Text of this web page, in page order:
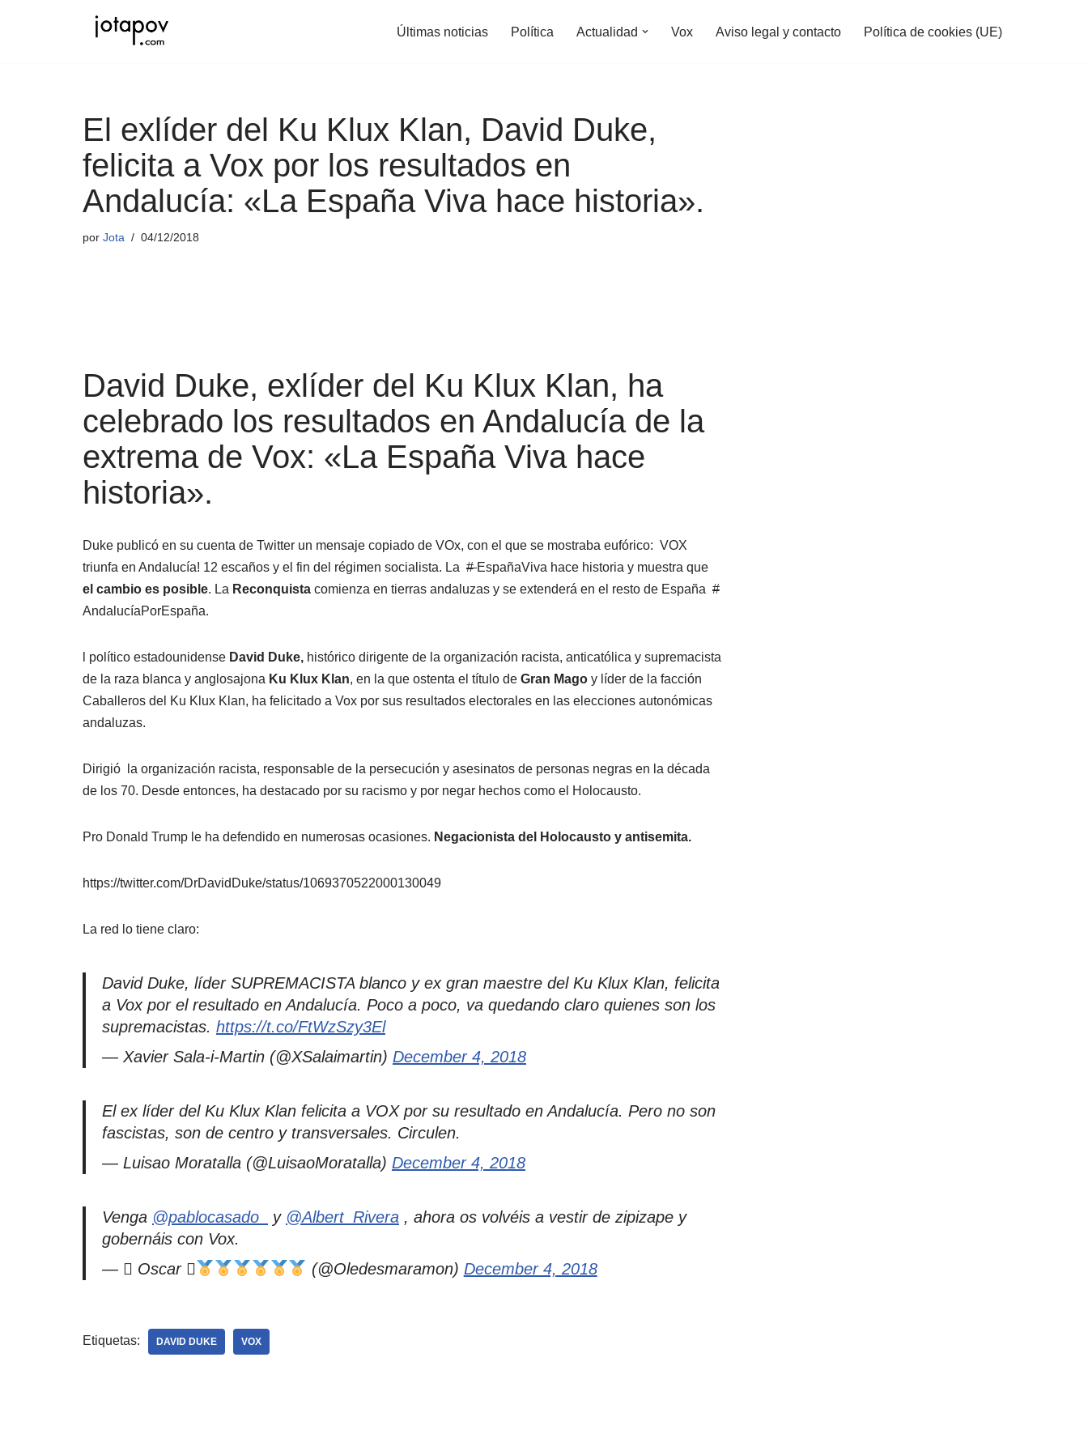
Últimas noticias Política Actualidad Vox Aviso legal y contacto Política de cookies (UE)
El exlíder del Ku Klux Klan, David Duke,
felicita a Vox por los resultados en
Andalucía: «La España Viva hace historia».
por Jota 04/12/2018
David Duke, exlíder del Ku Klux Klan, ha
celebrado los resultados en Andalucía de la
extrema de Vox: «La España Viva hace
historia».
Duke publicó en su cuenta de Twitter un mensaje copiado de VOx, con el que se mostraba eufórico: VOX
triunfa en Andalucía! 12 escaños y el fin del régimen socialista. La #EspañaViva hace historia y muestra que
el cambio es posible. La Reconquista comienza en tierras andaluzas y se extenderá en el resto de España #
AndalucíaPorEspaña.
l político estadounidense David Duke, histórico dirigente de la organización racista, anticatólica y supremacista
de la raza blanca y anglosajona Ku Klux Klan, en la que ostenta el título de Gran Mago y líder de la facción
Caballeros del Ku Klux Klan, ha felicitado a Vox por sus resultados electorales en las elecciones autonómicas
andaluzas.
Dirigió la organización racista, responsable de la persecución y asesinatos de personas negras en la década
de los 70. Desde entonces, ha destacado por su racismo y por negar hechos como el Holocausto.
Pro Donald Trump le ha defendido en numerosas ocasiones. Negacionista del Holocausto y antisemita.
https://twitter.com/DrDavidDuke/status/1069370522000130049
La red lo tiene claro:
David Duke, líder SUPREMACISTA blanco y ex gran maestre del Ku Klux Klan, felicita
a Vox por el resultado en Andalucía. Poco a poco, va quedando claro quienes son los
supremacistas. https://t.co/FtWzSzy3El
— Xavier Sala-i-Martin (@XSalaimartin) December 4, 2018
El ex líder del Ku Klux Klan felicita a VOX por su resultado en Andalucía. Pero no son
fascistas, son de centro y transversales. Circulen.
— Luisao Moratalla (@LuisaoMoratalla) December 4, 2018
Venga @pablocasado_ y @Albert_Rivera , ahora os volvéis a vestir de zipizape y
gobernáis con Vox.
—  Oscar 
(@Oledesmaramon) December 4, 2018
Etiquetas: DAVID DUKE VOX